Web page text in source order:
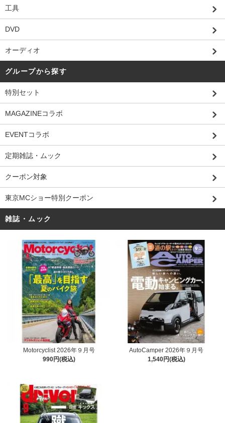
工具
DVD
オーディオ
グループから探す
特別セット
MAGAZINEコラボ
EVENTコラボ
定期雑誌・ムック
クーポン対象
東京MCショー特別クーポン
雑誌・ムック
Motorcyclist 2026年９月号
990円(税込)
AutoCamper 2026年９月号
1,540円(税込)